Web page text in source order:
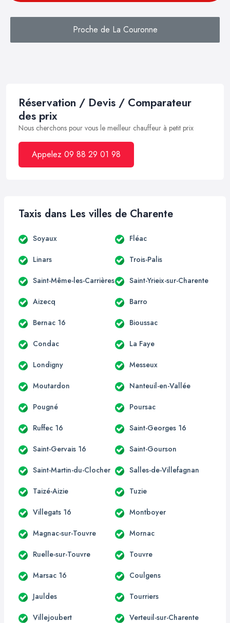
Proche de La Couronne
Réservation / Devis / Comparateur
des prix
Nous cherchons pour vous le meilleur chauffeur à petit prix
Appelez 09 88 29 01 98
Taxis dans Les villes de Charente
Soyaux Fléac
Linars Trois-Palis
Saint-Même-les-Carrières Saint-Yrieix-sur-Charente
Aizecq Barro
Bernac 16 Bioussac
Condac La Faye
Londigny Messeux
Moutardon Nanteuil-en-Vallée
Pougné Poursac
Ruffec 16 Saint-Georges 16
Saint-Gervais 16 Saint-Gourson
Saint-Martin-du-Clocher Salles-de-Villefagnan
Taizé-Aizie Tuzie
Villegats 16 Montboyer
Magnac-sur-Touvre Mornac
Ruelle-sur-Touvre Touvre
Marsac 16 Coulgens
Jauldes Tourriers
Villejoubert Verteuil-sur-Charente